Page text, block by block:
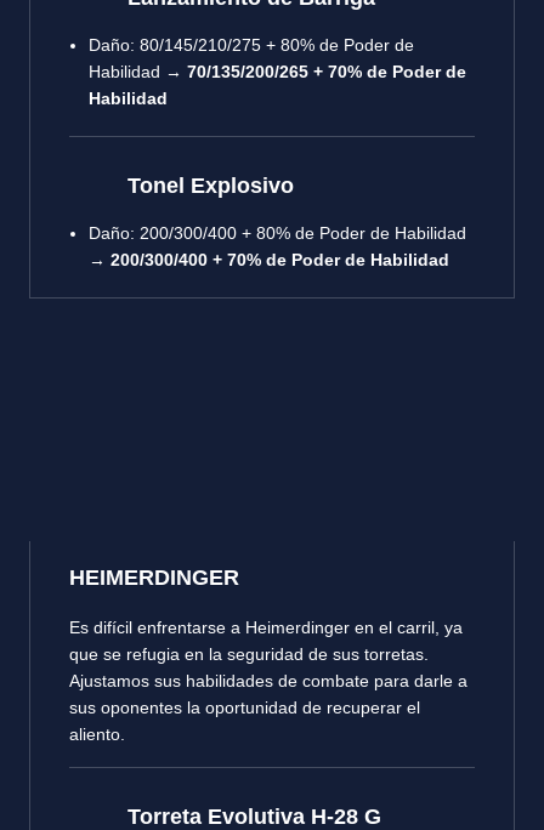
Daño: 80/145/210/275 + 80% de Poder de
Habilidad → 70/135/200/265 + 70% de Poder de
Habilidad
Tonel Explosivo
Daño: 200/300/400 + 80% de Poder de Habilidad
→ 200/300/400 + 70% de Poder de Habilidad
HEIMERDINGER
Es difícil enfrentarse a Heimerdinger en el carril, ya
que se refugia en la seguridad de sus torretas.
Ajustamos sus habilidades de combate para darle a
sus oponentes la oportunidad de recuperar el
aliento.
Torreta Evolutiva H-28 G